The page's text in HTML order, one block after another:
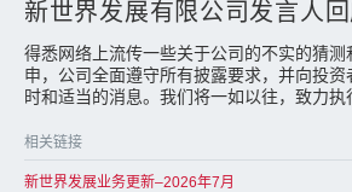
新世界发展有限公司发言人
得悉网络上流传一些关于公司的不实的猜
申，公司全面遵守所有披露要求，并向投
时和适当的消息。我们将一如以往，致力执
相关链接
新世界发展业务更新–2026年7月